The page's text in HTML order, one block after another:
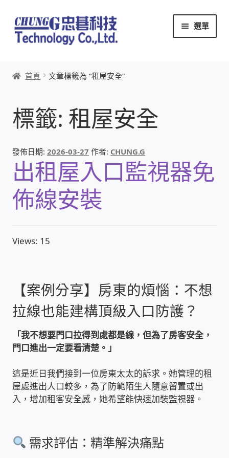
跳
至
導
列
跳
至
主
內
選單
本站文章導覽
創辦人:林慶忠
頭份獅子會
照片紀實影音
儀器設備
網路建置規劃維修-實績案例
弱電工程-實績案例
插卡計費
首頁 文章標籤為 “租屋安全”
標籤: 租屋安全
發佈日期:2026-03-27 作者: CHUNG.G
出租屋入口監視器免
佈線安裝
Views: 15
【案例分享】房東的煩惱：不想
拉線也能建構頂級入口防護？
「我不想要門口拉得到處都是線，但為了房客安全，
門口進出一定要看清楚。」
這是近日我們接到一位房東太太的訴求。她管理的租
屋處進出人口較多，為了防範陌生人隨意留置或出
入，增加租客安全感，她希望能快速加裝監視器。
需求評估：精準解決痛點